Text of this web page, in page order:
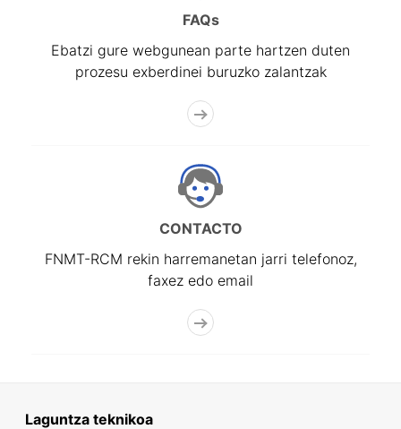
FAQs
Ebatzi gure webgunean parte hartzen duten
prozesu exberdinei buruzko zalantzak
CONTACTO
FNMT-RCM rekin harremanetan jarri telefonoz,
faxez edo email
Laguntza teknikoa